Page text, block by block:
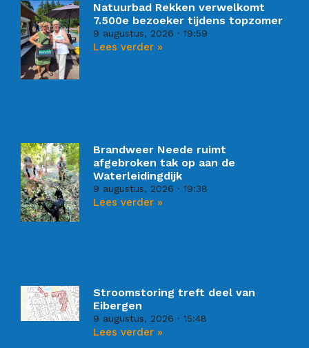
Natuurbad Rekken verwelkomt
7.500e bezoeker tijdens topzomer
9 augustus, 2026 19:59
Lees verder »
Brandweer Neede ruimt
afgebroken tak op aan de
Waterleidingdijk
9 augustus, 2026 19:38
Lees verder »
Stroomstoring treft deel van
Eibergen
9 augustus, 2026 15:48
Lees verder »